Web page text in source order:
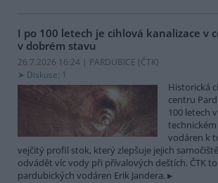
I po 100 letech je cihlová kanalizace v
v dobrém stavu
26.7.2026 16:24 | PARDUBICE (ČTK)
Diskuse: 1
Historická
centru
100 letech
vodáren k
vejčitý profil stok, který zlepšuje jejich
odvádět víc vody při přívalových deštích. ČTK
pardubických vodáren Erik Jandera.